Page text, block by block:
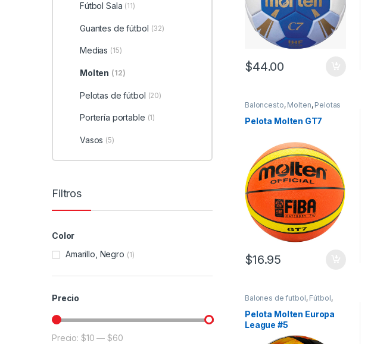
$44.00
Baloncesto, Molten, Pelotas
Pelota Molten GT7
$16.95
Balones de futbol, Fútbol,
,
Pelotas
de fútbol
Pelota Molten Europa
League #5
Fútbol Sala (11)
Guantes de fútbol (32)
Medias (15)
Molten (12)
Pelotas de fútbol (20)
Portería portable (1)
Vasos (5)
Filtros
Color
Amarillo, Negro (1)
Precio
Precio mínimo
Precio máximo
Precio: $10 —$60